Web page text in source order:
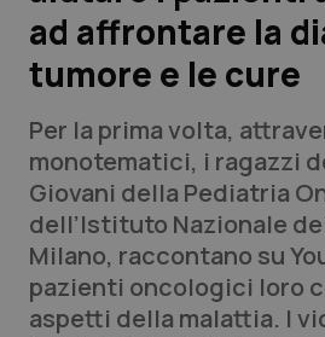
Lettere al direttore
QS Pro
Professionisti Sanitari.AI
Abruzzo
QS Pro Gold
ad affrontare la
tumore e le cure
Per la prima volta,
monotematici, i ragazzi
Giovani della Pediatria
dell’Istituto Nazionale
Milano, raccontano su
pazienti oncologici loro
aspetti della malattia. I